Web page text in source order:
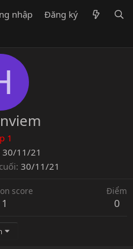
nhập Đăng ký
1
30/11/21
30/11/21
score
1
Điểm
0